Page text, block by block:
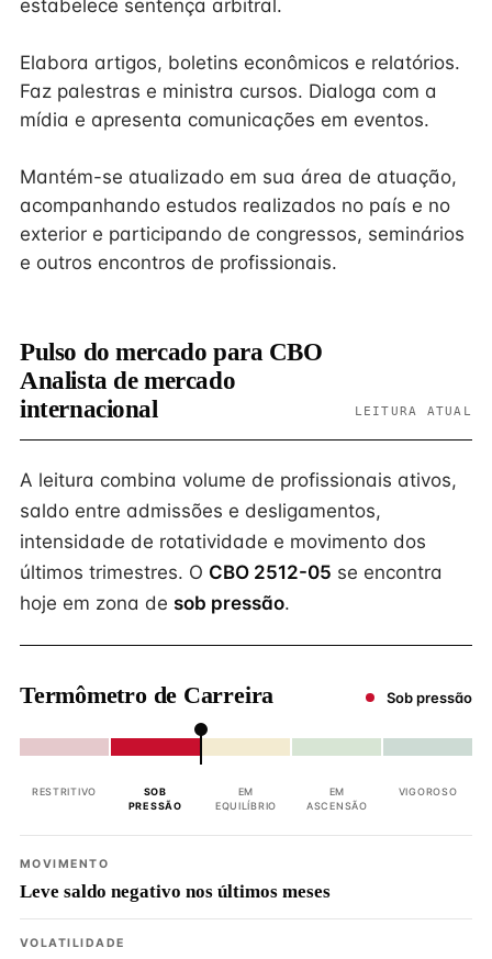
estabelece sentença arbitral.
Elabora artigos, boletins econômicos e relatórios.
Faz palestras e ministra cursos. Dialoga com a
mídia e apresenta comunicações em eventos.
Mantém-se atualizado em sua área de atuação,
acompanhando estudos realizados no país e no
exterior e participando de congressos, seminários
e outros encontros de profissionais.
Pulso do mercado para CBO
Analista de mercado
internacional
LEITURA ATUAL
A leitura combina volume de profissionais ativos,
saldo entre admissões e desligamentos,
intensidade de rotatividade e movimento dos
últimos trimestres. O CBO 2512-05 se encontra
hoje em zona de sob pressão.
Termômetro de Carreira Sob pressão
RESTRITIVO
SOB
PRESSÃO
EM
EQUILÍBRIO
EM
ASCENSÃO
VIGOROSO
MOVIMENTO
Leve saldo negativo nos últimos meses
VOLATILIDADE